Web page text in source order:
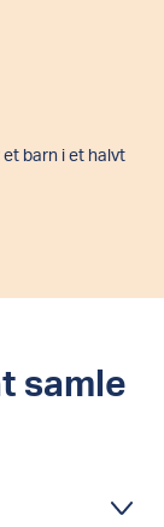
barn i et halvt
samle